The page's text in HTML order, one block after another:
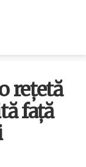
rețetă
față